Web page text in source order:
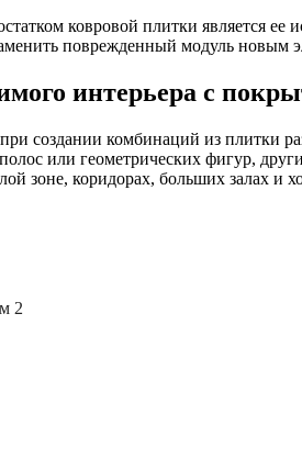
ковровой плитки является ее
поврежденный модуль новым
интерьера с
создании комбинаций из плитки
или геометрических фигур,
зоне, коридорах, больших залах и
2